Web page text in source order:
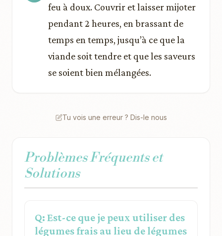
feu à doux. Couvrir et laisser mijoter
pendant 2 heures, en brassant de
temps en temps, jusqu’à ce que la
viande soit tendre et que les saveurs
se soient bien mélangées.
Tu vois une erreur ? Dis-le nous
Problèmes Fréquents et
Solutions
Q: Est-ce que je peux utiliser des
légumes frais au lieu de légumes